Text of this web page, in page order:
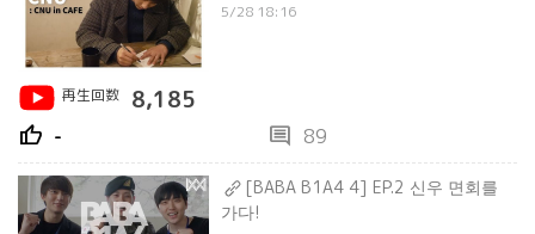
5/28 18:16
再生回数 8,185
thumb_up - comment 89
[BABA B1A4 4] EP.2 신우 면회를
가다!